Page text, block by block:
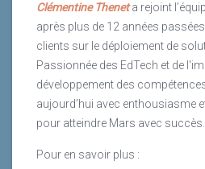
Clémentine Theneta rejoint
après plus de 12 années
clients sur le déploiement de
Passionnée des EdTech et de
développement des
aujourd’hui avec enthousiasme
pour atteindre Mars avec succès.
Pour en savoir plus :